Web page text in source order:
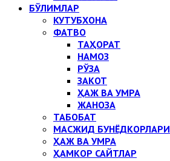
БЎЛИМЛАР
КУТУБХОНА
ФАТВО
ТАҲОРАТ
НАМОЗ
РЎЗА
ЗАКОТ
ҲАЖ ВА УМРА
ЖАНОЗА
ТАБОБАТ
МАСЖИД БУНЁДКОРЛАРИ
ҲАЖ ВА УМРА
ҲАМКОР САЙТЛАР